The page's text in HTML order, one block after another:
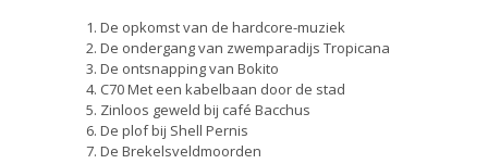
1. De opkomst van de hardcore-muziek
2. De ondergang van zwemparadijs Tropicana
3. De ontsnapping van Bokito
4. C70 Met een kabelbaan door de stad
5. Zinloos geweld bij café Bacchus
6. De plof bij Shell Pernis
7. De Brekelsveldmoorden